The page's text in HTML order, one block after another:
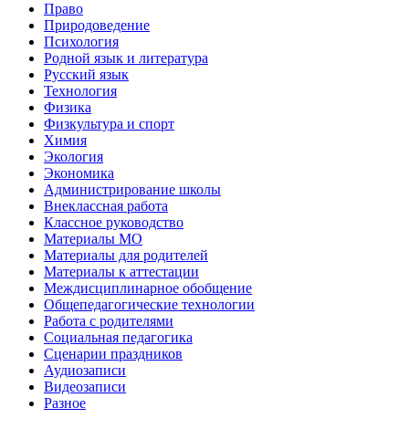
Право
Природоведение
Психология
Родной язык и литература
Русский язык
Технология
Физика
Физкультура и спорт
Химия
Экология
Экономика
Администрирование школы
Внеклассная работа
Классное руководство
Материалы МО
Материалы для родителей
Материалы к аттестации
Междисциплинарное обобщение
Общепедагогические технологии
Работа с родителями
Социальная педагогика
Сценарии праздников
Аудиозаписи
Видеозаписи
Разное